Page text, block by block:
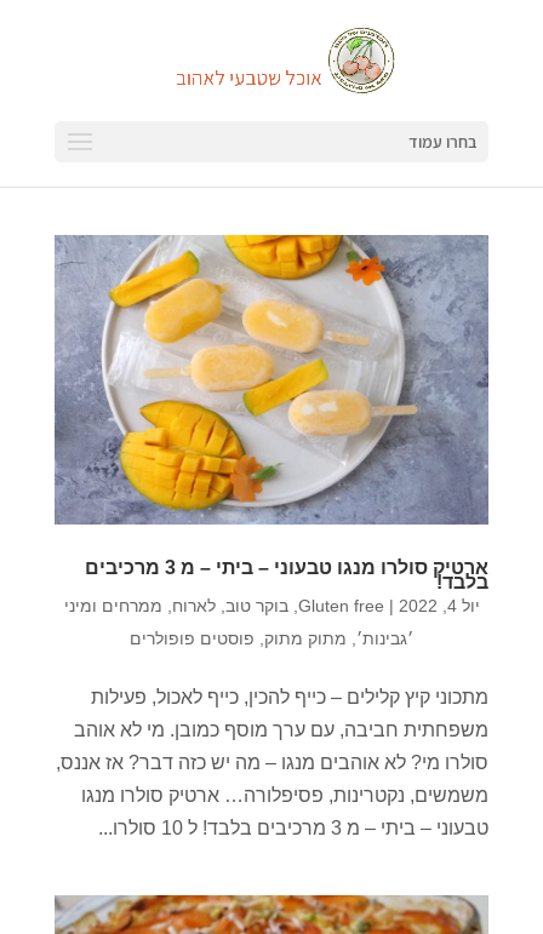
בחרו עמוד
ארטיק סולרו מנגו טבעוני – ביתי – מ 3 מרכיבים
בלבד!
יול 4, 2022 |
Gluten free בוקר טוב ,לארוח
ממרחים ומיני
׳גבינות׳
מתוק מתוק פוסטים פופולרים
מתכוני קיץ קלילים – כייף להכין, כייף לאכול, פעילות
משפחתית חביבה, עם ערך מוסף כמובן. מי לא אוהב
סולרו מי? לא אוהבים מנגו – מה יש כזה דבר? אז אננס,
משמשים, נקטרינות, פסיפלורה… ארטיק סולרו מנגו
טבעוני – ביתי – מ 3 מרכיבים בלבד! ל 10 סולרו...